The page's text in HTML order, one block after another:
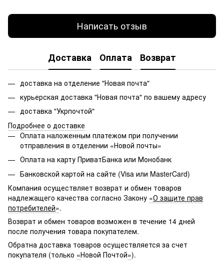
Написать отзыв
Доставка Оплата Возврат
доставка на отделение "Новая почта"
курьерская доставка "Новая почта" по вашему адресу
доставка "Укрпочтой"
Подробнее о доставке
Оплата наложенным платежом при получении
отправления в отделении «Новой почты»
Оплата на карту ПриватБанка или Монобанк
Банковской картой на сайте (Visa или MasterCard)
Компания осуществляет возврат и обмен товаров
надлежащего качества согласно Закону «О защите прав
потребителей».
Возврат и обмен товаров возможен в течение 14 дней
после получения товара покупателем.
Обратна доставка товаров осуществляется за счет
покупателя (только «Новой Почтой»).